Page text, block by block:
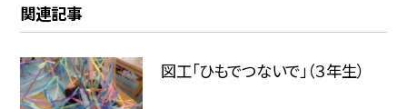
関連記事
図工「ひもでつないで」（３年生）